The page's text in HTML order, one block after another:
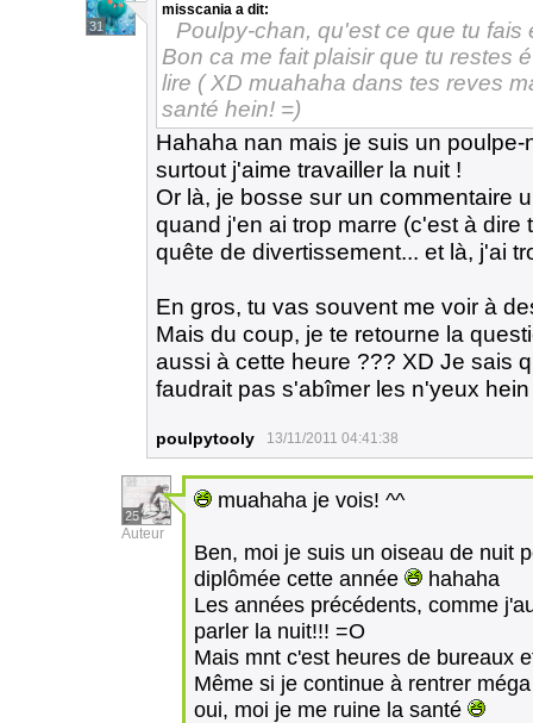
31
misscania a dit:
Poulpy-chan, qu'est ce que tu
Bon ca me fait plaisir que tu restes
lire ( XD muahaha dans tes reves
santé hein! =)
Hahaha nan mais je suis un
surtout j'aime travailler la nuit !
Or là, je bosse sur un commentaire
quand j'en ai trop marre (c'est à
quête de divertissement... et là, j'ai
En gros, tu vas souvent me voir à
Mais du coup, je te retourne la
aussi à cette heure ??? XD Je sais
faudrait pas s'abîmer les n'yeux hein
poulpytooly 13/11/2011 04:41:38
25
Auteur
muahaha je vois! ^^
Ben, moi je suis un oiseau de nuit
diplômée cette année
hahaha
Les années précédents, comme
parler la nuit!!! =O
Mais mnt c'est heures de bureaux
Même si je continue à rentrer
oui, moi je me ruine la santé